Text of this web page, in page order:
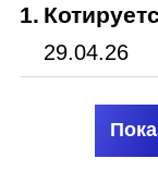
1.
29.04.26